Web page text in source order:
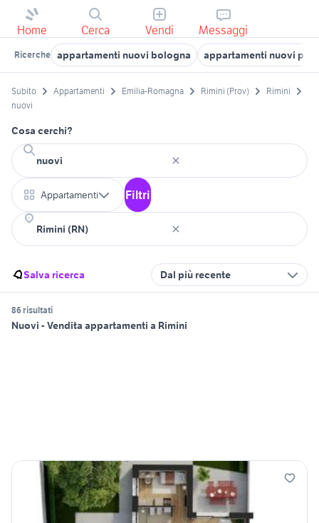
Home Cerca Vendi Messaggi
Ricerche appartamenti nuovi bologna appartamenti nuovi
Subito Appartamenti Emilia-Romagna Rimini (Prov)
Rimini
nuovi
Cosa cerchi?
Appartamenti Filtri
Salva ricerca Dal più recente
86 risultati
Nuovi - Vendita appartamenti a Rimini